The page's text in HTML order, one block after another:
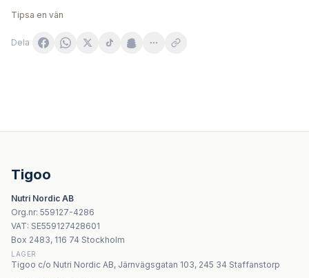
Tipsa en vän
Dela
NOW Foods - Daily Vits™ - Multi Vitamin & Mineral - 30
Life Extension Mix Caps 360 kapslar
Vitaking Magnesium Taurate 100 mg - 60 Tabletter
Vitaking Omega-3 Kids 100 Sgels
Tigoo
Nutri Nordic AB
Org.nr: 559127-4286
VAT: SE559127428601
Box 2483, 116 74 Stockholm
LAGER
Tigoo c/o Nutri Nordic AB, Järnvägsgatan 103, 245 34 Staffanstorp